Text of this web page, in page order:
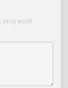
yang wajib